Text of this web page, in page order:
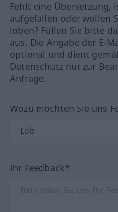
Fehlt eine Übersetzung,
aufgefallen oder wollen
loben? Füllen Sie bitte
aus. Die Angabe der E-
optional und dient
Datenschutz nur zur
Anfrage.
Wozu möchten Sie uns
Ihr Feedback*